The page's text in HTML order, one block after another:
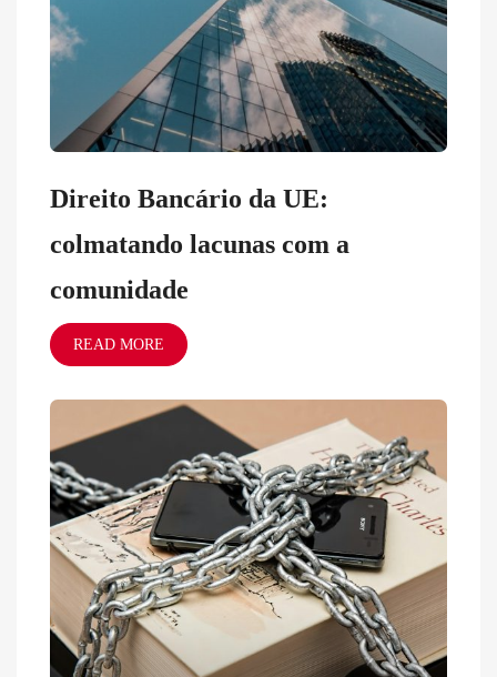
Direito Bancário da UE:
colmatando lacunas com a
comunidade
READ MORE